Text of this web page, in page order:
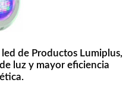
de Productos Lumiplus,
luz y mayor eficiencia